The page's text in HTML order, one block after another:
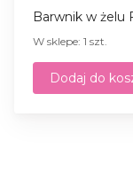
Barwnik w żelu
W sklepe: 1 szt.
Dodaj do